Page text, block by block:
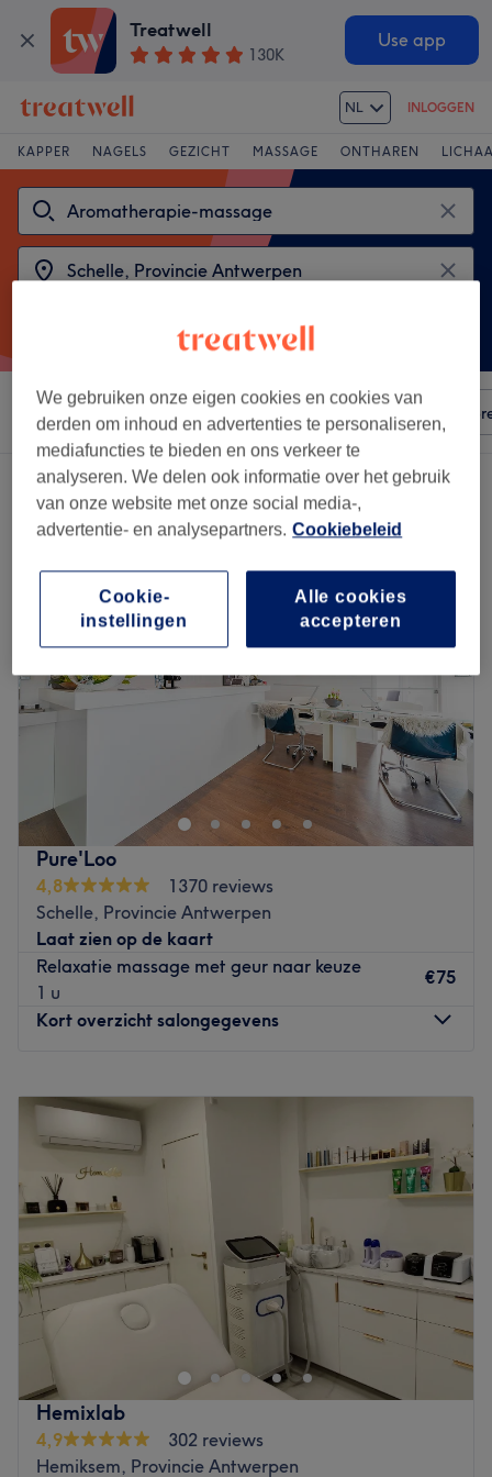
Treatwell
130K
Use app
NL INLOGGEN
KAPPER NAGELS GEZICHT MASSAGE ONTHAREN
Sorteer op Elke prijs Voorzieningen Salons
2 salons met:
aromatherapie-massages in de buurt van Schelle, Provincie
Antwerpen
Pure'Loo
4,8
1370 reviews
Schelle, Provincie Antwerpen
Laat zien op de kaart
Relaxatie massage met geur naar keuze
1 u
€75
Kort overzicht salongegevens
Dinsdag
Woensdag
18:00
Donderdag
09:00–20:00
Vrijdag
17:00
Zaterdag
Zondag
Gesloten
Wil je jezelf compleet in de watten laten leggen? Breng
dan een bezoek aan beautysalon Pure’Loo aan de
Provinciale Steenweg in Schelle. Bij dit salon kun je
terecht voor huidverbetering, lichaamsbehandelingen,
gezichtsbehandelingen, massages, manicure, pedicure
en veel arrangementen. Je kunt je hier van top tot teen
onder handen laten nemen. Het team is zeer
Hemixlab
4,9
302 reviews
Hemiksem, Provincie Antwerpen
We gebruiken onze eigen cookies en cookies van
derden om inhoud en advertenties te personaliseren,
mediafuncties te bieden en ons verkeer te
analyseren. We delen ook informatie over het gebruik
van onze website met onze social media-,
advertentie- en analysepartners. Cookiebeleid
Alle cookies
accepteren
Cookie-
instellingen